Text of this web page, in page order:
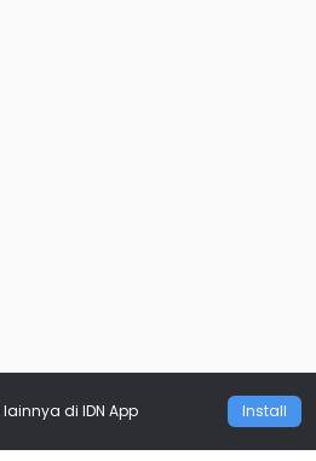
lainnya di IDN App Install